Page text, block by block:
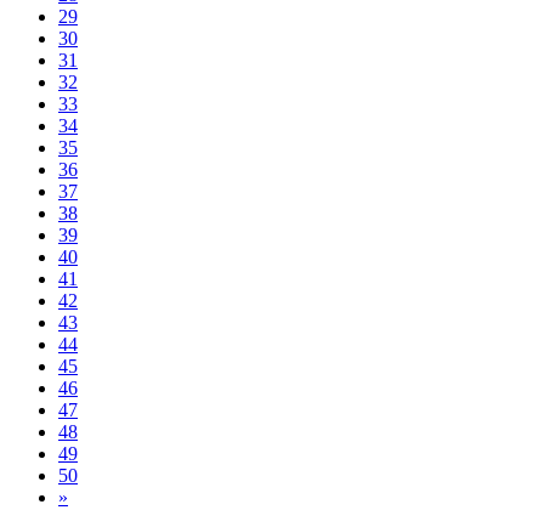
29
30
31
32
33
34
35
36
37
38
39
40
41
42
43
44
45
46
47
48
49
50
»